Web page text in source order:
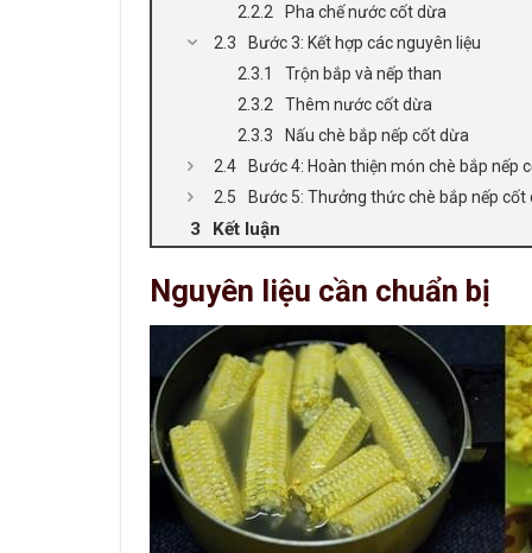
Pha chế nước cốt dừa
Bước 3: Kết hợp các nguyên liệu
Trộn bắp và nếp than
Thêm nước cốt dừa
Nấu chè bắp nếp cốt dừa
Bước 4: Hoàn thiện món chè bắp nếp
Bước 5: Thưởng thức chè bắp nếp cốt
Kết luận
Nguyên liệu cần chuẩn bị